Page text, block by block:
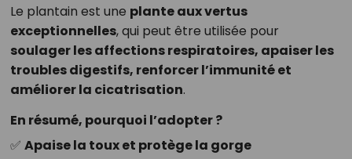
Le plantain est une plante aux vertus
exceptionnelles, qui peut être utilisée pour
soulager les affections respiratoires, apaiser les
troubles digestifs, renforcer l’immunité et
améliorer la cicatrisation.
En résumé, pourquoi l’adopter ?
✅ Apaise la toux et protège la gorge